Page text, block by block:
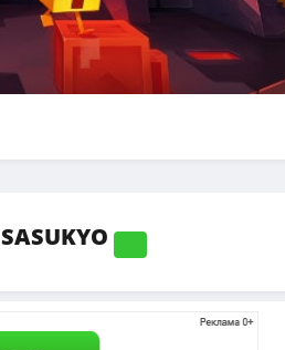
SASUKYO